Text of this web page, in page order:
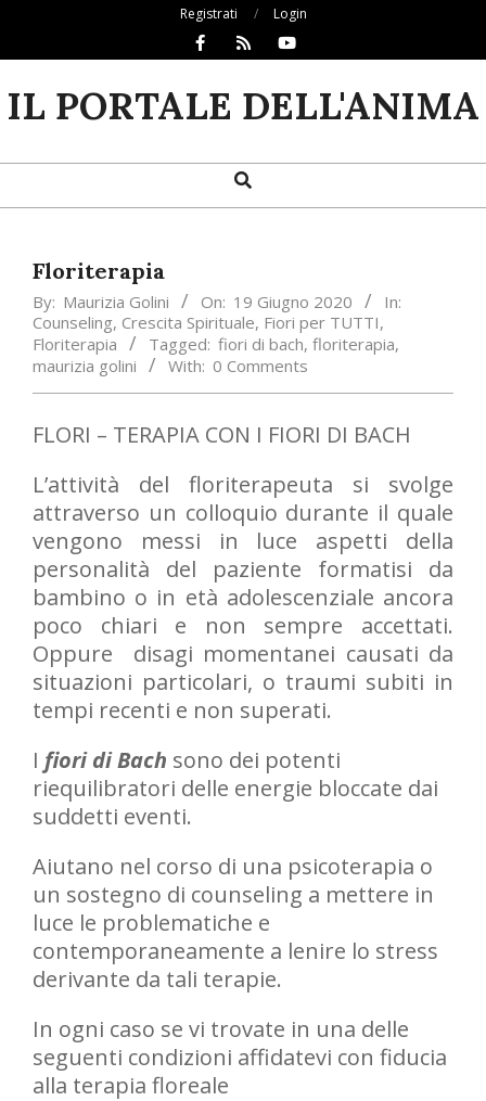
Registrati Login
IL PORTALE DELL'ANIMA
Navigation
Search
Floriterapia
By: Maurizia Golini On: 19 Giugno 2020
In:
Counseling, Crescita Spirituale, Fiori per TUTTI,
Floriterapia
Tagged: fiori di bach, floriterapia,
maurizia golini
With: 0 Comments
FLORI – TERAPIA CON I FIORI DI BACH
L’attività del floriterapeuta si svolge
attraverso un colloquio durante il quale
vengono messi in luce aspetti della
personalità del paziente formatisi da
bambino o in età adolescenziale ancora
poco chiari e non sempre accettati.
Oppure disagi momentanei causati da
situazioni particolari, o traumi subiti in
tempi recenti e non superati.
I fiori di Bach sono dei potenti
riequilibratori delle energie bloccate dai
suddetti eventi.
Aiutano nel corso di una psicoterapia o
un sostegno di counseling a mettere in
luce le problematiche e
contemporaneamente a lenire lo stress
derivante da tali terapie.
In ogni caso se vi trovate in una delle
seguenti condizioni affidatevi con fiducia
alla terapia floreale